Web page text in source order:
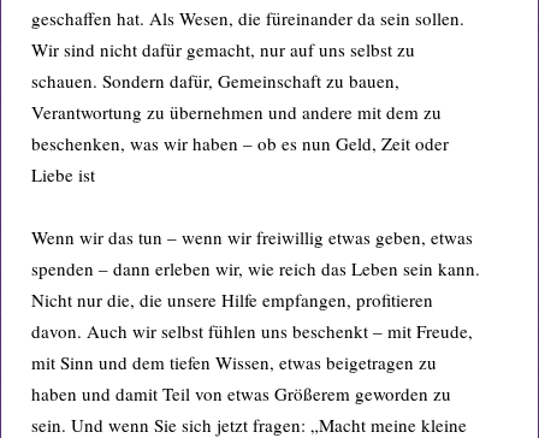
geschaffen hat. Als Wesen, die füreinander da sein sollen.
Wir sind nicht dafür gemacht, nur auf uns selbst zu
schauen. Sondern dafür, Gemeinschaft zu bauen,
Verantwortung zu übernehmen und andere mit dem zu
beschenken, was wir haben – ob es nun Geld, Zeit oder
Liebe ist
Wenn wir das tun – wenn wir freiwillig etwas geben, etwas
spenden – dann erleben wir, wie reich das Leben sein kann.
Nicht nur die, die unsere Hilfe empfangen, profitieren
davon. Auch wir selbst fühlen uns beschenkt – mit Freude,
mit Sinn und dem tiefen Wissen, etwas beigetragen zu
haben und damit Teil von etwas Größerem geworden zu
sein. Und wenn Sie sich jetzt fragen: „Macht meine kleine